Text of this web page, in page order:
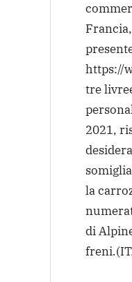
https://
tre
2021,
la
di
freni.